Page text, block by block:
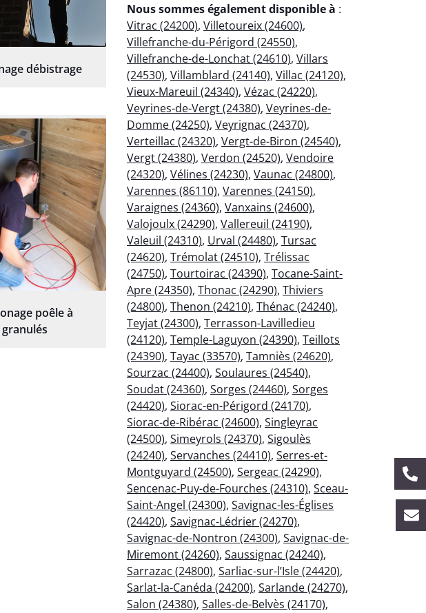
débistrage
poêle à
granulés
Nous sommes également disponible à :
Vitrac (24200), Villetoureix (24600),
Villefranche-du-Périgord (24550),
Villefranche-de-Lonchat (24610), Villars
(24530), Villamblard (24140), Villac (24120),
Vieux-Mareuil (24340), Vézac (24220),
Veyrines-de-Vergt (24380), Veyrines-de-
Domme (24250), Veyrignac (24370),
Verteillac (24320), Vergt-de-Biron (24540),
Vergt (24380), Verdon (24520), Vendoire
(24320), Vélines (24230), Vaunac (24800),
Varennes (86110), Varennes (24150),
Varaignes (24360), Vanxains (24600),
Valojoulx (24290), Vallereuil (24190),
Valeuil (24310), Urval (24480), Tursac
(24620), Trémolat (24510), Trélissac
(24750), Tourtoirac (24390), Tocane-Saint-
Apre (24350), Thonac (24290), Thiviers
(24800), Thenon (24210), Thénac (24240),
Teyjat (24300), Terrasson-Lavilledieu
(24120), Temple-Laguyon (24390), Teillots
(24390), Tayac (33570), Tamniès (24620),
Sourzac (24400), Soulaures (24540),
Soudat (24360), Sorges (24460), Sorges
(24420), Siorac-en-Périgord (24170),
Siorac-de-Ribérac (24600), Singleyrac
(24500), Simeyrols (24370), Sigoulès
(24240), Servanches (24410), Serres-et-
Montguyard (24500), Sergeac (24290),
Sencenac-Puy-de-Fourches (24310), Sceau-
Saint-Angel (24300), Savignac-les-Églises
(24420), Savignac-Lédrier (24270),
Savignac-de-Nontron (24300), Savignac-de-
Miremont (24260), Saussignac (24240),
Sarrazac (24800), Sarliac-sur-l’Isle (24420),
Sarlat-la-Canéda (24200), Sarlande (24270),
Salon (24380), Salles-de-Belvès (24170),